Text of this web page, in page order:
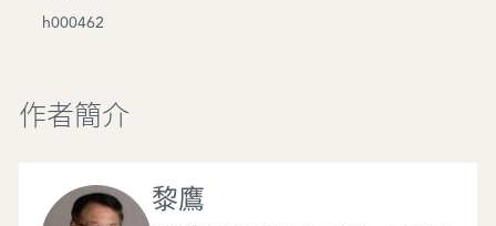
h000462
作者簡介
黎鷹